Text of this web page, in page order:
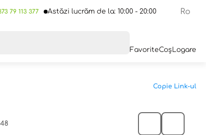
79 113 377 Astăzi lucrăm de la: 10:00 - 20:00 Ro
FavoriteCoșLogare
Copie Link-ul